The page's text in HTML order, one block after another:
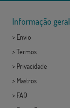
Informação geral
> Envio
> Termos
> Privacidade
> Mastros
> FAQ